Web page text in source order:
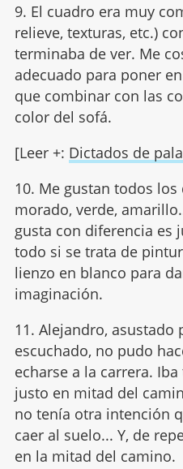
9. El cuadro era muy
relieve, texturas, etc.)
terminaba de ver. Me
adecuado para poner
que combinar con las
color del sofá.
[Leer +: Dictados de
10. Me gustan todos
morado, verde,
gusta con diferencia es
todo si se trata de
lienzo en blanco para
imaginación.
11. Alejandro,
escuchado, no pudo
echarse a la carrera.
justo en mitad del
no tenía otra intención
caer al suelo... Y, de
en la mitad del camino.